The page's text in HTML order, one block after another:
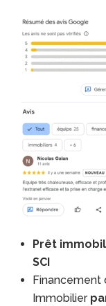
Prêt
SCI
Financement
Immobilier